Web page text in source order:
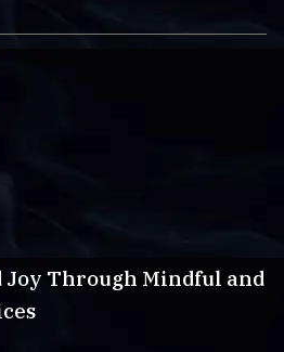
Joy Through Mindful and